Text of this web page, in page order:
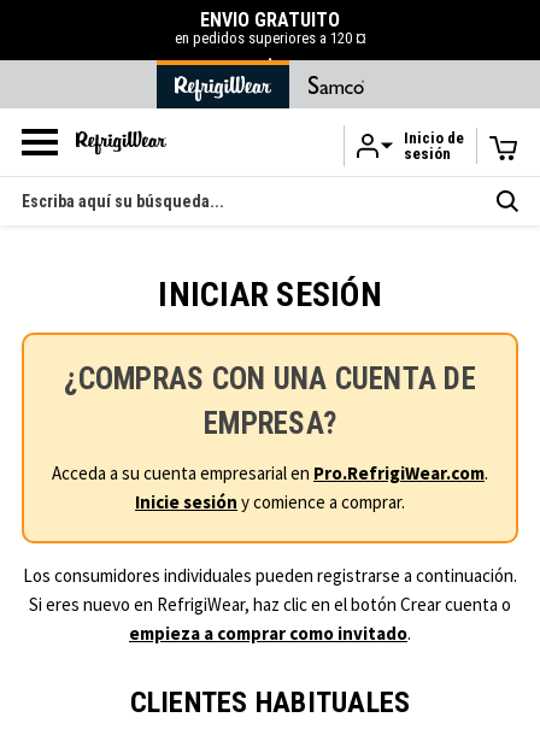
Ir al contenido principal
ENVÍO GRATUITO
en pedidos superiores a 120 ¤
.
Inicio de
sesión
Buscar
en
INICIAR SESIÓN
¿COMPRAS CON UNA CUENTA DE
EMPRESA?
Acceda a su cuenta empresarial en Pro.RefrigiWear.com.
Inicie sesión y comience a comprar.
Los consumidores individuales pueden registrarse a continuación.
Si eres nuevo en RefrigiWear, haz clic en el botón Crear cuenta o
empieza a comprar como invitado.
CLIENTES HABITUALES